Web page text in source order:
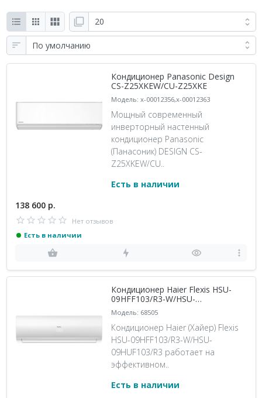
Кондиционер Panasonic Design
CS-Z25XKEW/CU-Z25XKE
Модель: x-00012356,x-00012363
Мощный современный
инверторный настенный
кондиционер Panasonic
(Панасоник) DESIGN CS-
Z25XKEW/CU..
Есть в наличии
138 600 р.
Нет отзывов
Есть в наличии
Кондиционер Haier Flexis HSU-
09HFF103/R3-W/HSU-
09HUF103/R3
Модель: 68505
Кондиционер Haier (Хайер) Flexis
HSU-09HFF103/R3-W/HSU-
09HUF103/R3 работает на
эффективном..
Есть в наличии